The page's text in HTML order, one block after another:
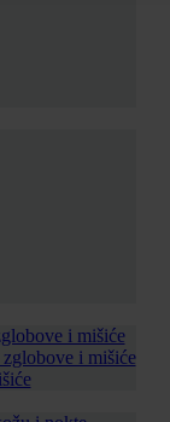
i mišiće
i mišiće